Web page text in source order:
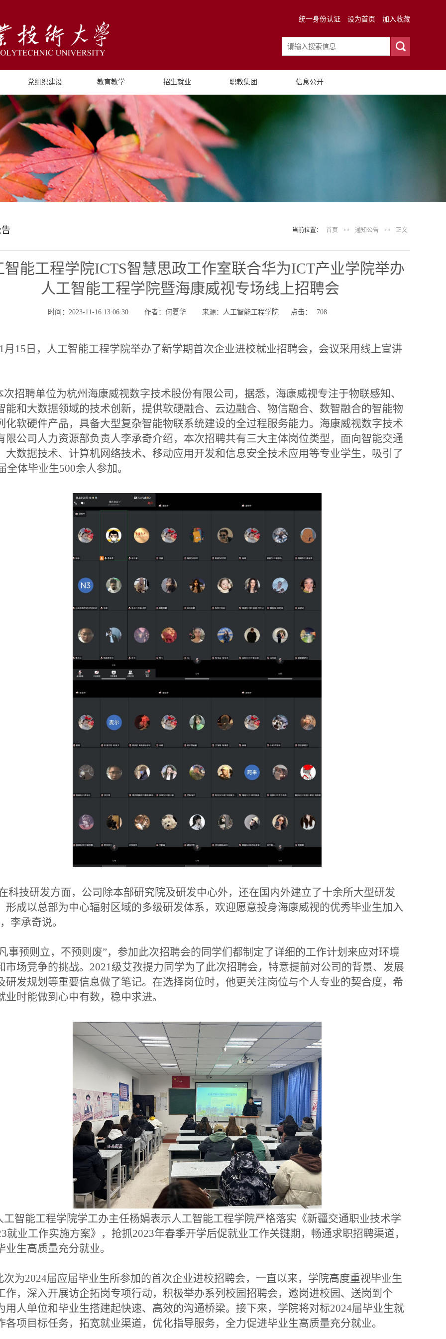
统一身份认证 设为首页 加入收藏
党组织建设 教育教学 招生就业 职教集团 信息公开
当前位置： 首页 >> 通知公告 >> 正文
智能工程学院ICTS智慧思政工作室联合华为ICT产业学院举办
人工智能工程学院暨海康威视专场线上招聘会
时间：2023-11-16 13:06:30 作者：何夏华 来源：人工智能工程学院 点击： 708
15日，人工智能工程学院举办了新学期首次企业进校就业招聘会，会议采用线上宣讲
招聘单位为杭州海康威视数字技术股份有限公司，据悉，海康威视专注于物联感知、
能和大数据领域的技术创新，提供软硬融合、云边融合、物信融合、数智融合的智能物
化软硬件产品，具备大型复杂智能物联系统建设的全过程服务能力。海康威视数字技术
限公司人力资源部负责人李承奇介绍，本次招聘共有三大主体岗位类型，面向智能交通
大数据技术、计算机网络技术、移动应用开发和信息安全技术应用等专业学生，吸引了
全体毕业生500余人参加。
科技研发方面，公司除本部研究院及研发中心外，还在国内外建立了十余所大型研发
形成以总部为中心辐射区域的多级研发体系，欢迎愿意投身海康威视的优秀毕业生加入
李承奇说。
事预则立，不预则废”，参加此次招聘会的同学们都制定了详细的工作计划来应对环境
市场竞争的挑战。2021级艾孜提力同学为了此次招聘会，特意提前对公司的背景、发展
研发规划等重要信息做了笔记。在选择岗位时，他更关注岗位与个人专业的契合度，希
业时能做到心中有数，稳中求进。
智能工程学院学工办主任杨娟表示人工智能工程学院严格落实《新疆交通职业技术学
就业工作实施方案》，抢抓2023年春季开学后促就业工作关键期，畅通求职招聘渠道，
业生高质量充分就业。
为2024届应届毕业生所参加的首次企业进校招聘会，一直以来，学院高度重视毕业生
作，深入开展访企拓岗专项行动，积极举办系列校园招聘会，邀岗进校园、送岗到个
用人单位和毕业生搭建起快速、高效的沟通桥梁。接下来，学院将对标2024届毕业生就
各项目标任务，拓宽就业渠道，优化指导服务，全力促进毕业生高质量充分就业。